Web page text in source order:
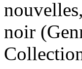
noir